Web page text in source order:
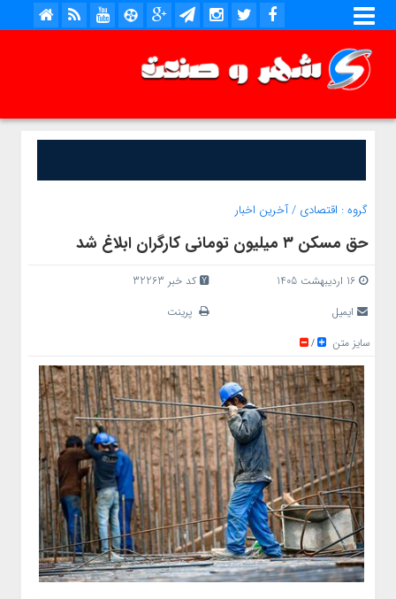
گروه : اقتصادی /آخرین اخبار
حق مسکن ۳ میلیون تومانی کارگران ابلاغ شد
16 اردیبهشت 1405
کد خبر 32263
ایمیل
پرینت
سایز متن
/